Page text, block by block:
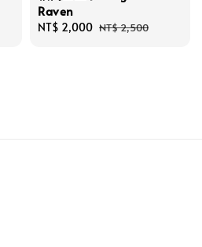
Raven
Sale
NT$ 2,000 Regular
NT$ 2,500